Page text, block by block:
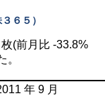
６５）
(前月比 -33.8%
。
年 9 月